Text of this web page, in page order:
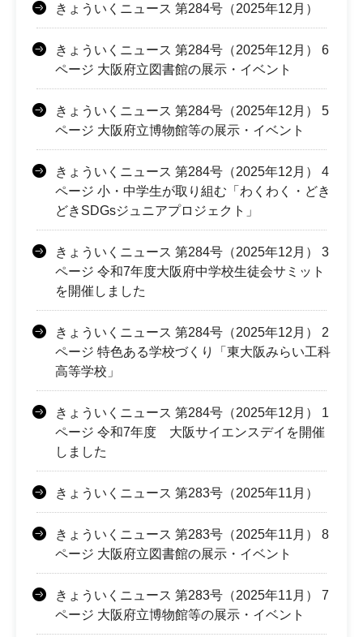
きょういくニュース 第284号（2025年12月）
きょういくニュース 第284号（2025年12月） 6
ページ 大阪府立図書館の展示・イベント
きょういくニュース 第284号（2025年12月） 5
ページ 大阪府立博物館等の展示・イベント
きょういくニュース 第284号（2025年12月） 4
ページ 小・中学生が取り組む「わくわく・どき
どきSDGsジュニアプロジェクト」
きょういくニュース 第284号（2025年12月） 3
ページ 令和7年度大阪府中学校生徒会サミット
を開催しました
きょういくニュース 第284号（2025年12月） 2
ページ 特色ある学校づくり「東大阪みらい工科
高等学校」
きょういくニュース 第284号（2025年12月） 1
ページ 令和7年度 大阪サイエンスデイを開催
しました
きょういくニュース 第283号（2025年11月）
きょういくニュース 第283号（2025年11月） 8
ページ 大阪府立図書館の展示・イベント
きょういくニュース 第283号（2025年11月） 7
ページ 大阪府立博物館等の展示・イベント